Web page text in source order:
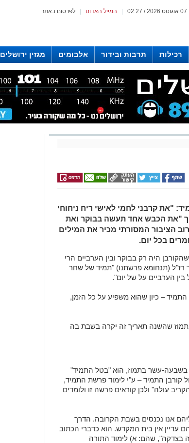
לפרסום באתר המייל האדום 07 אוגוסט 2026 / 02:27
רכילות תרבות ובידור אלבומים מגזין ירושלים
רדיו ירושלים
"את קרבני לחמי לאישי ריח ניחוחי
"את הכבש אחד תעשה בבוקר ואת
הציבור המסורתי מכיר את המילים
בכל יום.
היה רק בבוקר ובין הערביים הרי
רז"ל (תנחומא פרשתנו) "תמיד של שחר
הערביים על של יום".
– כיון שהוא משפיע על כל הזמן,
שהשנה תאריך זה יקרה בשבת בה
עשר בתמוז, הוא "בטל התמיד"
קורבן התמיד – ע"י לימוד פרשת התמיד,
עולה" ולכן קוראים פרשה זו ולומדים
אנו נכנסים בשבת הקרובה. הדרך
עדיין אין בית המקדש. הוא כדברי הכתוב
בצדקה", שהם: א) לימוד התורה